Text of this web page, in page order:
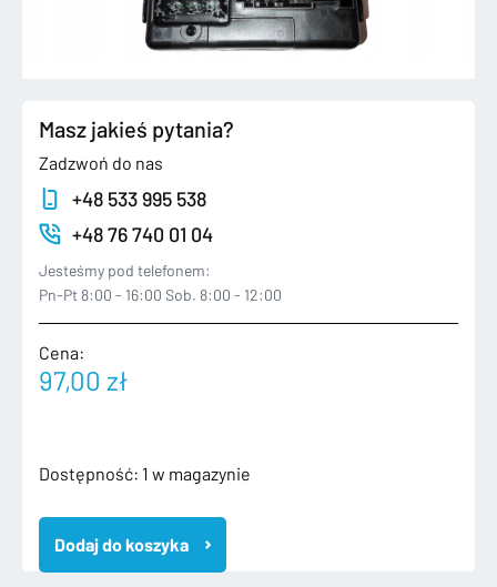
Masz jakieś pytania?
Zadzwoń do nas
+48 533 995 538
+48 76 740 01 04
Jesteśmy pod telefonem:
Pn-Pt 8:00 - 16:00 Sob. 8:00 - 12:00
Cena:
97,00 zł
Dostępność: 1 w magazynie
ilość
AUDI
SKODA
SEAT
Dodaj do koszyka